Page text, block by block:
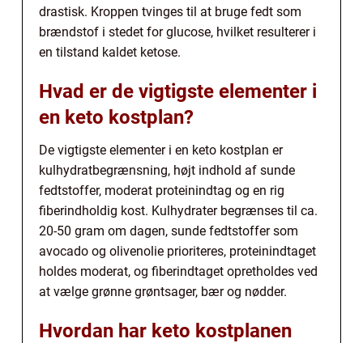
drastisk. Kroppen tvinges til at bruge fedt som
brændstof i stedet for glucose, hvilket resulterer i
en tilstand kaldet ketose.
Hvad er de vigtigste elementer i
en keto kostplan?
De vigtigste elementer i en keto kostplan er
kulhydratbegrænsning, højt indhold af sunde
fedtstoffer, moderat proteinindtag og en rig
fiberindholdig kost. Kulhydrater begrænses til ca.
20-50 gram om dagen, sunde fedtstoffer som
avocado og olivenolie prioriteres, proteinindtaget
holdes moderat, og fiberindtaget opretholdes ved
at vælge grønne grøntsager, bær og nødder.
Hvordan har keto kostplanen